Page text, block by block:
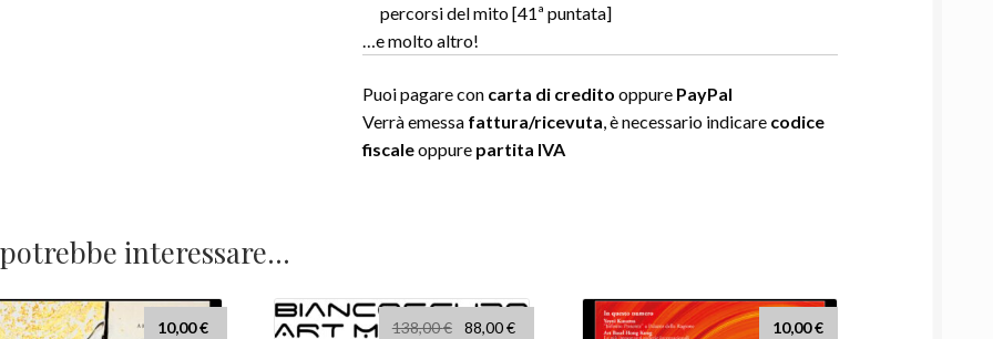
percorsi del mito [41ª puntata]
…e molto altro!
Puoi pagarecon carta di credito oppure PayPal
Verrà emessa fattura/ricevuta, è necessario indicare codice
fiscaleoppure partita IVA
interessare…
10,00€ 138,00€ 88,00€Il
10,00€